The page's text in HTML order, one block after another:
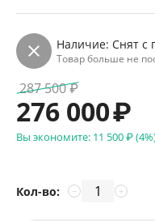
Наличие: Снят с
Товар больше не
287 500₽
276 000₽
Вы экономите: 11 500₽(4
Кол-во: +
−